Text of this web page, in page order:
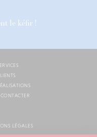
le kéfir !
LÉGALES